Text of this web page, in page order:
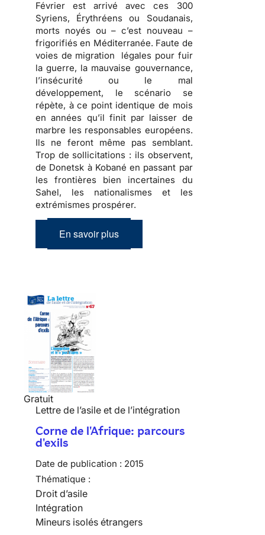
Février est arrivé avec ces 300
Syriens, Érythréens ou Soudanais,
morts noyés ou – c’est nouveau –
frigorifiés en Méditerranée. Faute de
voies de migration légales pour fuir
la guerre, la mauvaise gouvernance,
l’insécurité ou le mal
développement, le scénario se
répète, à ce point identique de mois
en années qu’il finit par laisser de
marbre les responsables européens.
Ils ne feront même pas semblant.
Trop de sollicitations : ils observent,
de Donetsk à Kobané en passant par
les frontières bien incertaines du
Sahel, les nationalismes et les
extrémismes prospérer.
En savoir plus
Gratuit
Lettre de l’asile et de l’intégration
Corne de l'Afrique: parcours
d'exils
Date de publication : 2015
Thématique :
Droit d’asile
Intégration
Mineurs isolés étrangers